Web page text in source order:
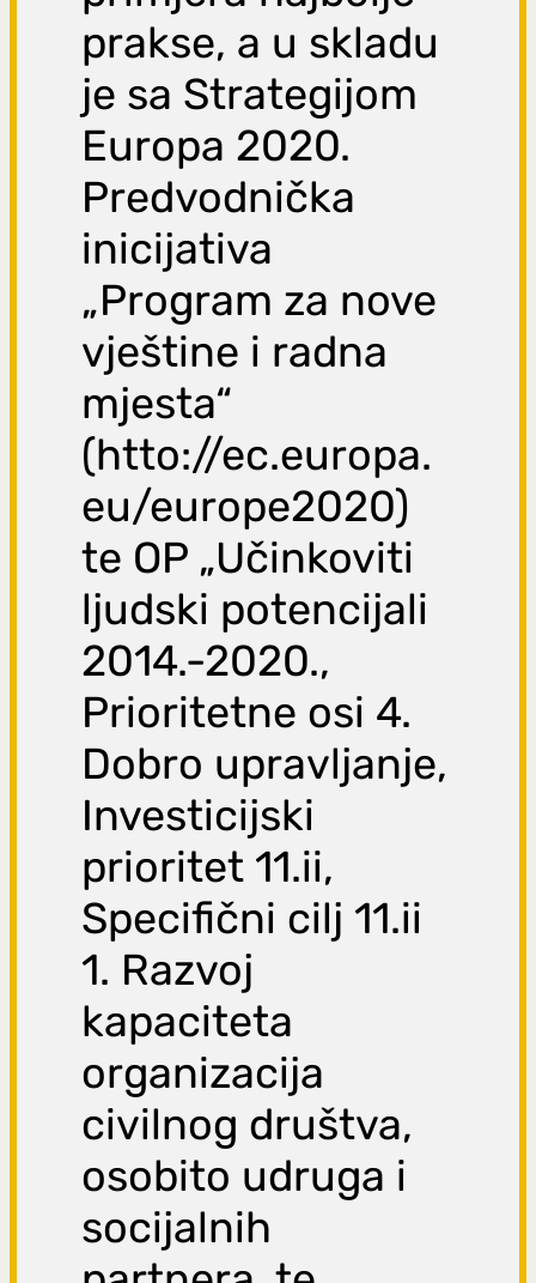
prakse, a u skladu
je sa Strategijom
Europa 2020.
Predvodnička
inicijativa
„Program za nove
vještine i radna
mjesta“
(htto://ec.europa.
eu/europe2020)
te OP „Učinkoviti
ljudski potencijali
2014.-2020.,
Prioritetne osi 4.
Dobro upravljanje,
Investicijski
prioritet 11.ii,
Specifični cilj 11.ii
1. Razvoj
kapaciteta
organizacija
civilnog društva,
osobito udruga i
socijalnih